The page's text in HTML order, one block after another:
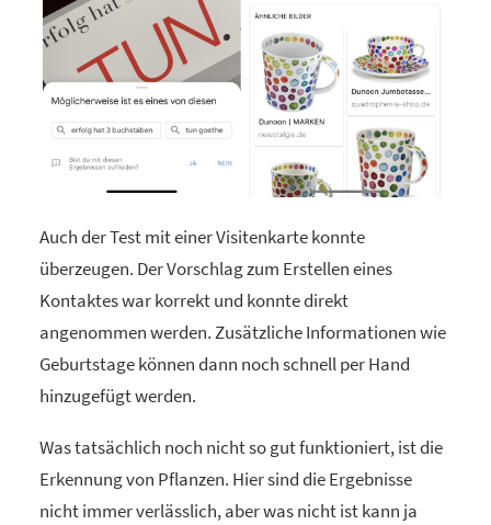
Auch der Test mit einer Visitenkarte konnte
überzeugen. Der Vorschlag zum Erstellen eines
Kontaktes war korrekt und konnte direkt
angenommen werden. Zusätzliche Informationen wie
Geburtstage können dann noch schnell per Hand
hinzugefügt werden.
Was tatsächlich noch nicht so gut funktioniert, ist die
Erkennung von Pflanzen. Hier sind die Ergebnisse
nicht immer verlässlich, aber was nicht ist kann ja